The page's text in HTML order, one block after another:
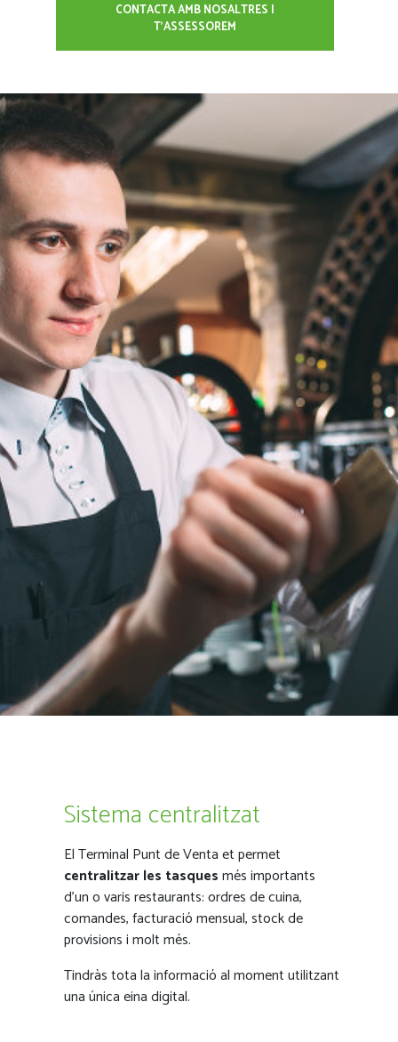
CONTACTA AMB NOSALTRES I
T'ASSESSOREM
Sistema centralitzat
El Terminal Punt de Venta et permet
centralitzar les tasquesmés importants
d'un o varis restaurants: ordres de cuina,
comandes, facturació mensual, stock de
provisions i molt més.
Tindràs tota la informació al moment utilitzant
una única eina digital.